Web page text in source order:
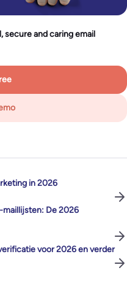
secure and caring email
in 2026
maillijsten: De 2026
voor 2026 en verder